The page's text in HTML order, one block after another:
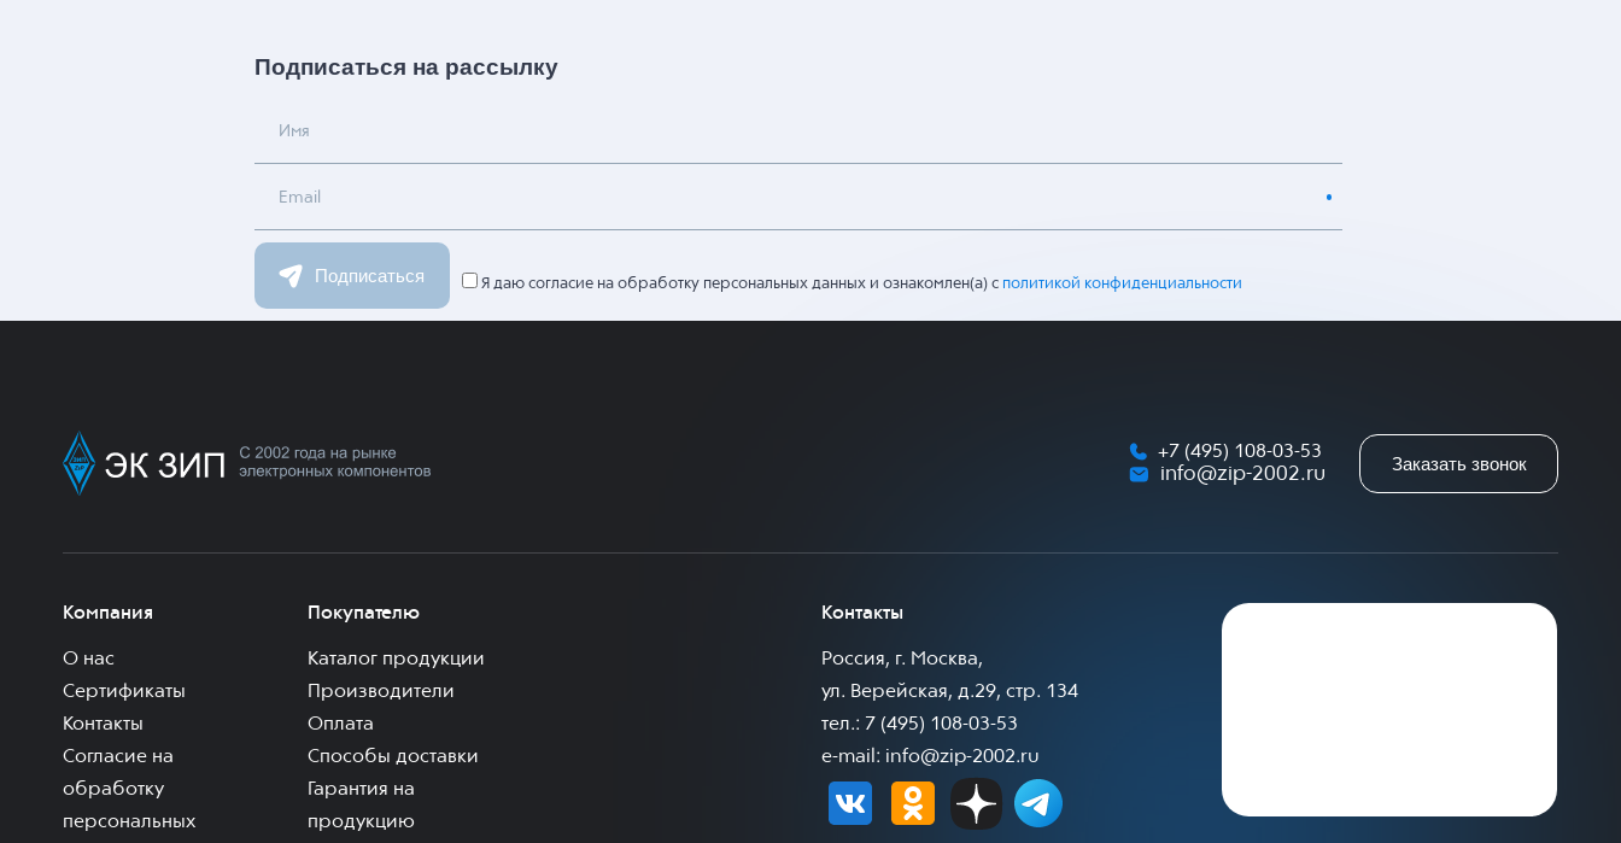
Подписаться на рассылку
Имя
Email
Подписаться Я даю согласие на обработку персональных данных и ознакомлен(а) с политикой конфиденциальности
+7 (495) 108-03-53
info@zip-2002.ru
Заказать звонок
Компания
О нас
Сертификаты
Контакты
Согласие на
обработку
персональных
Покупателю
Каталог продукции
Производители
Оплата
Способы доставки
Гарантия на
продукцию
Контакты
Россия, г. Москва,
ул. Верейская, д.29, стр. 134
тел.: 7 (495) 108-03-53
e-mail: info@zip-2002.ru